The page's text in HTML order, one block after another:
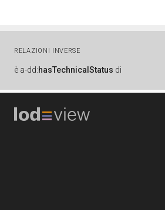
RELAZIONI INVERSE
è a-dd:hasTechnicalStatus di